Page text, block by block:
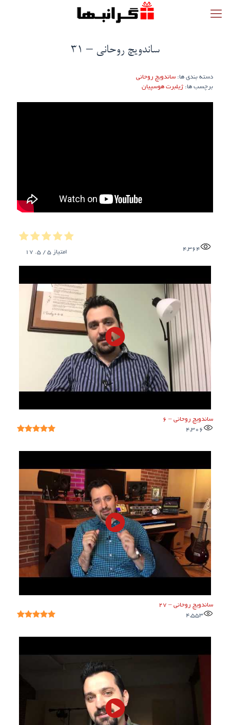
ساندویچ روحانی – 31
دسته بندی ها: ساندویچ روحانی
برچسب ها: ژیلبرت هوسپیان
4,364 امتیاز 5
/ 5.
17
ساندویچ روحانی – ۶
4,306
ساندویچ روحانی – 27
4,553